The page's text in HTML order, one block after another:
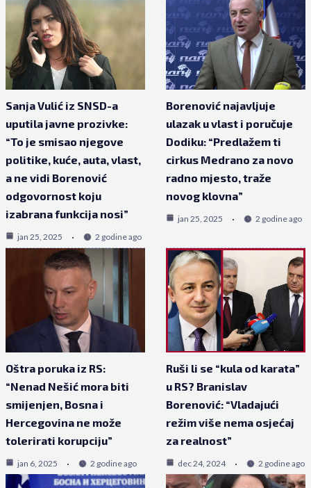
Sanja Vulić iz SNSD-a
uputila javne prozivke:
“To je smisao njegove
politike, kuće, auta, vlast,
a ne vidi Borenović
odgovornost koju
izabrana funkcija nosi”
jan 25, 2025 2 godine ago
Borenović najavljuje
ulazak u vlast i poručuje
Dodiku: “Predlažem ti
cirkus Medrano za novo
radno mjesto, traže
novog klovna”
jan 25, 2025 2 godine ago
Oštra poruka iz RS:
“Nenad Nešić mora biti
smijenjen, Bosna i
Hercegovina ne može
tolerirati korupciju”
jan 6, 2025 2 godine ago
Ruši li se “kula od karata”
u RS? Branislav
Borenović: “Vladajući
režim više nema osjećaj
za realnost”
dec 24, 2024 2 godine ago